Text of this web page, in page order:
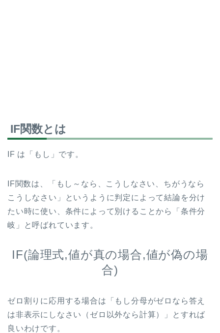
IF関数とは
IF は「もし」です。
IF関数は、「もし～なら、こうしなさい、ちがうなら
こうしなさい」というように判定によって結論を分け
たい時に使い、条件によって別けることから「条件分
岐」と呼ばれています。
IF(論理式,値が真の場合,値が偽の場
合)
ゼロ割りに応用する場合は「もし分母がゼロなら答え
は非表示にしなさい（ゼロ以外なら計算）」とすれば
良いわけです。